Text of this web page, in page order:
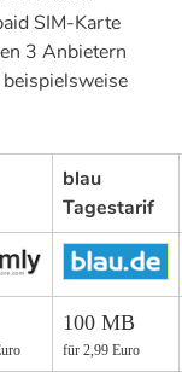
SIM-Karte
3 Anbietern
blau
Tagestarif
100 MB
für 2,99 Euro